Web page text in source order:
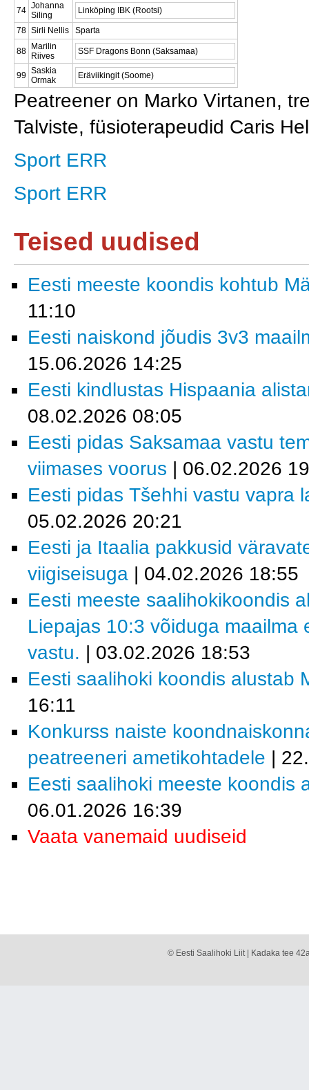
74 Johanna
Siling
Linköping IBK (Rootsi)
78 Sirli Nellis Sparta
88
Marilin
Riives
SSF Dragons Bonn (Saksamaa)
99 Saskia
Ormak
Eräviikingit (Soome)
Peatreener on Marko Virtanen,
Talviste, füsioterapeudid Caris
Sport ERR
Sport ERR
Teised uudised
Eesti meeste koondis kohtub
11:10
Eesti naiskond jõudis 3v3
15.06.2026 14:25
Eesti kindlustas Hispaania
08.02.2026 08:05
Eesti pidas Saksamaa vastu
viimases voorus | 06.02.2026
Eesti pidas Tšehhi vastu vapra
05.02.2026 20:21
Eesti ja Itaalia pakkusid
viigiseisuga | 04.02.2026 18:55
Eesti meeste saalihokikoondis
Liepajas 10:3 võiduga
vastu. | 03.02.2026 18:53
Eesti saalihoki koondis alustab
16:11
Konkurss naiste
peatreeneri ametikohtadele |
Eesti saalihoki meeste koondis
06.01.2026 16:39
Vaata vanemaid uudiseid
© Eesti Saalihoki Liit | Kadaka tee